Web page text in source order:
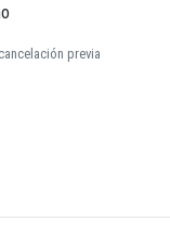
previa